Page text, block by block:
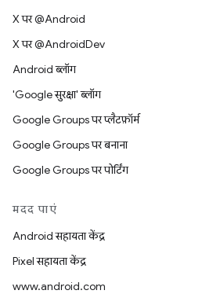
X पर @Android
X पर @AndroidDev
Android ब्लॉग
'Google सुरक्षा' ब्लॉग
Google Groups पर प्लैटफ़ॉर्म
Google Groups पर बनाना
Google Groups पर पोर्टिंग
मदद पाएं
Android सहायता केंद्र
Pixel सहायता केंद्र
www.android.com